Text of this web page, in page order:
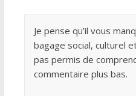
Je pense qu’il vous
bagage social, culturel
pas permis de
commentaire plus bas.